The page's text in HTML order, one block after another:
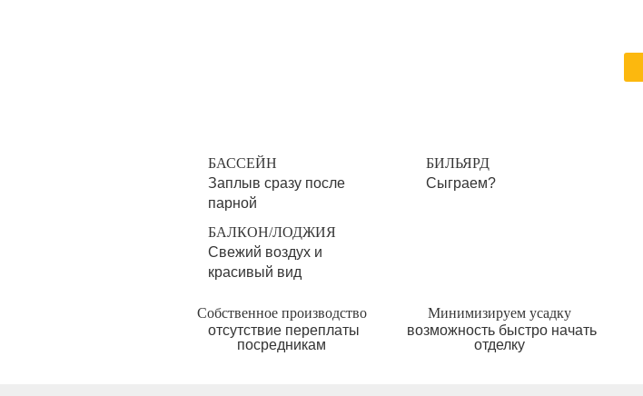
БАССЕЙН
Заплыв сразу после
парной
БИЛЬЯРД
Сыграем?
БАЛКОН/ЛОДЖИЯ
Свежий воздух и
красивый вид
Собственное производство
отсутствие переплаты
посредникам
Минимизируем усадку
возможность быстро начать
отделку